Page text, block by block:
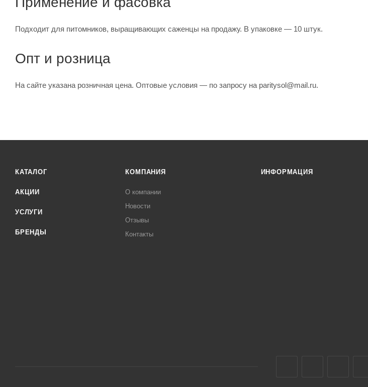
Подходит для питомников, выращивающих саженцы на продажу. В упаковке — 10 штук.
Опт и розница
На сайте указана розничная цена. Оптовые условия — по запросу на paritysol@mail.ru.
КАТАЛОГ
АКЦИИ
УСЛУГИ
БРЕНДЫ
КОМПАНИЯ
О компании
Новости
Отзывы
Контакты
ИНФОРМАЦИЯ